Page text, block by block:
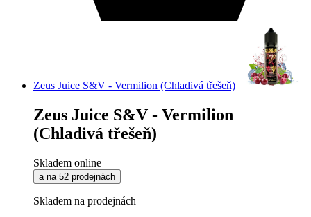
Zeus Juice S&V - Vermilion (Chladivá třešeň)
Zeus Juice S&V - Vermilion
(Chladivá třešeň)
Skladem online
a na 52 prodejnách
Skladem na prodejnách